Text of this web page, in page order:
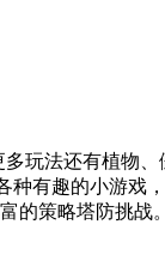
玩法还有植物
有趣的小游
的策略塔防挑战。